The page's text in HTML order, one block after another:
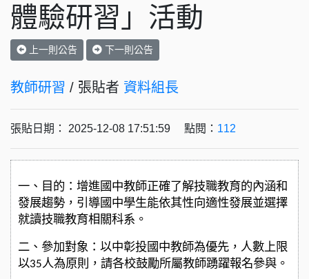
體驗研習」活動
上一則公告 下一則公告
教師研習 / 張貼者 資料組長
張貼日期： 2025-12-08 17:51:59 點閱： 112
一、目的：增進國中教師正確了解技職教育的內涵和
發展趨勢，引導國中學生能依其性向適性發展並選擇
就讀技職教育相關科系。
二、參加對象：以中彰投國中教師為優先，人數上限
以35人為原則，請各校鼓勵所屬教師踴躍報名參與。